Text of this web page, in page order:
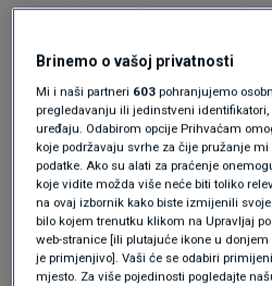
odraziti na njih osobno."
Rezultat u
"Nikad se nije dogodilo
istaknutog kandidata za
prijeđe prag. Bili smo
utakmicu, ali smatrali
način. Nismo htjeli
Brinemo o vašoj privatnosti
Mi i naši partneri 603 pohranjujemo
pregledavanju ili jedinstveni
uređaju. Odabirom opcije Prihvaćam
koje podržavaju svrhe za čije pružanje
podatke. Ako su alati za praćenje
koje vidite možda više neće biti toliko
na ovaj izbornik kako biste izmijenili
bilo kojem trenutku klikom na Upravljaj
web-stranice [ili plutajuće ikone u
je primjenjivo]. Vaši će se odabiri
mjesto. Za više pojedinosti pogledajte